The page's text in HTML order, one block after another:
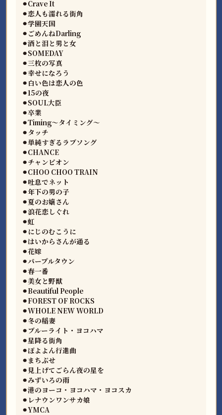
⚫︎Crave It
⚫︎恋人も濡れる街角
⚫︎学園天国
⚫︎ごめんねDarling
⚫︎酒と泪と男と女
⚫︎SOMEDAY
⚫︎三枚の写真
⚫︎幸せになろう
⚫︎白い色は恋人の色
⚫︎15の夜
⚫︎SOUL大臣
⚫︎卒業
⚫︎Timing〜タイミング〜
⚫︎タッチ
⚫︎単純すぎるラブソング
⚫︎CHANCE
⚫︎チャンピオン
⚫︎CHOO CHOO TRAIN
⚫︎吐息でネット
⚫︎年下の男の子
⚫︎夏のお嬢さん
⚫︎浪花恋しぐれ
⚫︎虹
⚫︎にじのむこうに
⚫︎はいからさんが通る
⚫︎花嫁
⚫︎パープルタウン
⚫︎春一番
⚫︎美女と野獣
⚫︎Beautiful People
⚫︎FOREST OF ROCKS
⚫︎WHOLE NEW WORLD
⚫︎冬の稲妻
⚫︎ブルーライト・ヨコハマ
⚫︎星降る街角
⚫︎ぼよよん行進曲
⚫︎まちぶせ
⚫︎見上げてごらん夜の星を
⚫︎みずいろの雨
⚫︎港のヨーコ・ヨコハマ・ヨコスカ
⚫︎レナウンワンサカ娘
⚫︎YMCA